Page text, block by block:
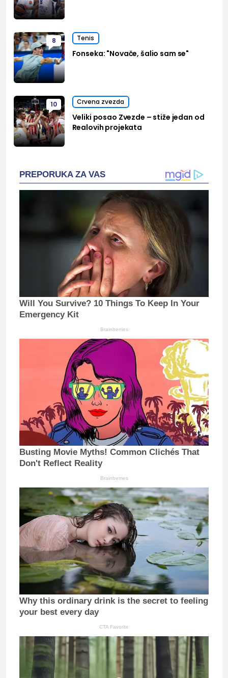
8 Tenis
Fonseka: "Novače, šalio sam se"
10 Crvena zvezda
Veliki posao Zvezde – stiže jedan od
Realovih projekata
PREPORUKA ZA VAS
Will You Survive? 10 Things To Keep In Your
Emergency Kit
Brainberries
Busting Movie Myths! Common Clichés That
Don't Reflect Reality
Brainberries
Why this ordinary drink is the secret to feeling
your best every day
CTA Favorite